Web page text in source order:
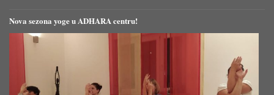
Nova sezona yoge u ADHARA centru!